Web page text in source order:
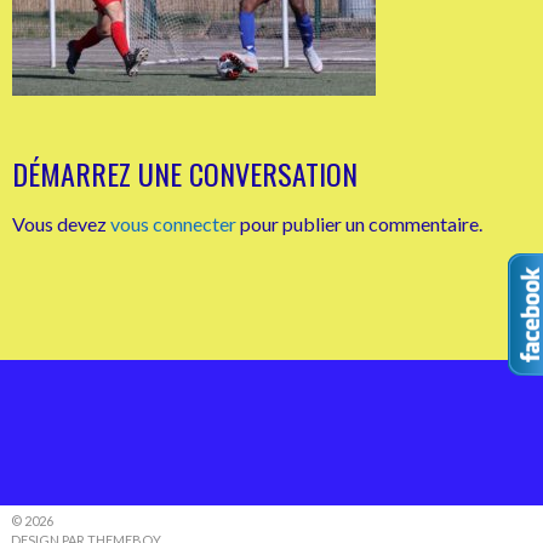
DÉMARREZ UNE CONVERSATION
Vous devezvous connecterpour publier un commentaire.
© 2026
DESIGN PAR THEMEBOY